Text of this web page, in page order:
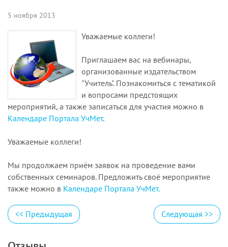
5 ноября 2013
Уважаемые коллеги!
Приглашаем вас на вебинары,
организованные издательством
"Учитель". Познакомиться с тематикой
и вопросами предстоящих
мероприятий, а также записаться для участия можно в
Календаре Портала УчМет.
Уважаемые коллеги!
Мы продолжаем приём заявок на проведение вами
собственных семинаров. Предложить своё мероприятие
также можно в Календаре Портала УчМет.
<< Предыдущая Следующая >>